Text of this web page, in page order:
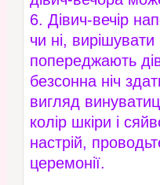
6. Дівич-вечір
чи ні,
попереджають
безсонна ніч
вигляд
колір шкіри і
настрій,
церемонії.